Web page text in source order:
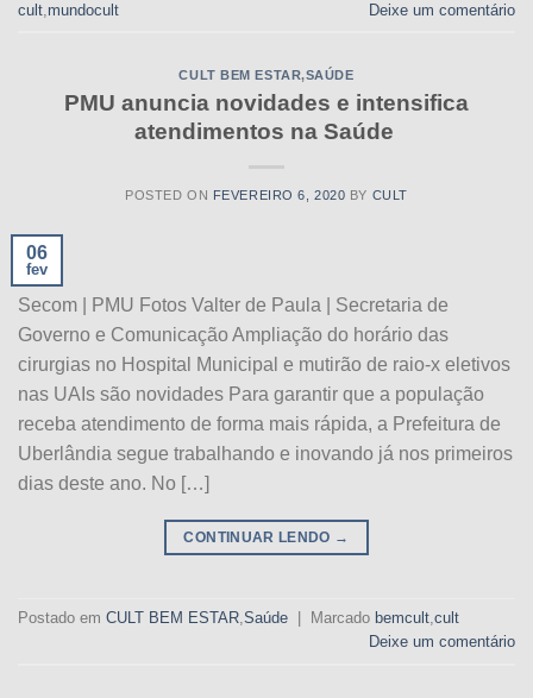
cult mundocult Deixe um comentário
CULT BEM ESTAR,SAÚDE
PMU anuncia novidades e intensifica
atendimentos na Saúde
POSTED ON FEVEREIRO 6, 2020 BY CULT
06
fev
Secom | PMU Fotos Valter de Paula | Secretaria de
Governo e Comunicação Ampliação do horário das
cirurgias no Hospital Municipal e mutirão de raio-x eletivos
nas UAIs são novidades Para garantir que a população
receba atendimento de forma mais rápida, a Prefeitura de
Uberlândia segue trabalhando e inovando já nos primeiros
dias deste ano. No […]
CONTINUAR LENDO →
Postado em CULT BEM ESTAR,Saúde Marcado bemcult,cult
Deixe um comentário